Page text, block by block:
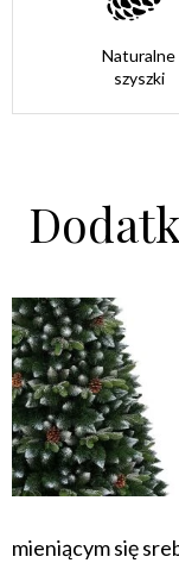
Naturalne
szyszki
mieniącym się